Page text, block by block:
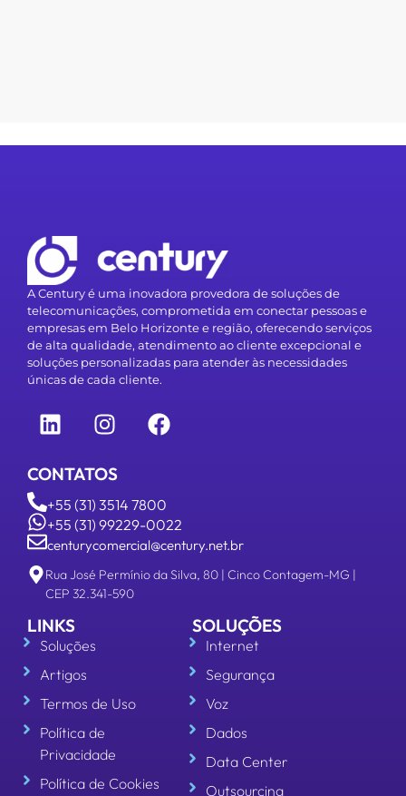
soluções personalizadas para atender às necessidades
únicas de cada cliente.
CONTATOS
+55 (31) 99229-0022
centurycomercial@century.net.br
CEP 32.341-590
LINKS
Soluções
Termos de Uso
Política de
Privacidade
Política de Cookies
Relatório de
Dados
Data Center
Outsourcing
FALE CONOSCO